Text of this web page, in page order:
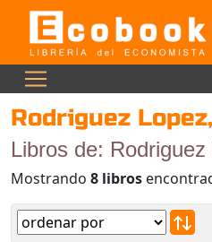
Rodriguez
Libros de:
Mostrando 8 libros